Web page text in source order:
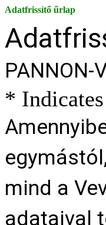
Adatfrissítő űrlap